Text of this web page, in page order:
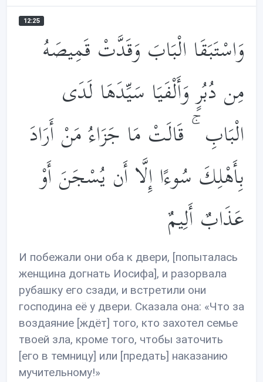
12:25
وَاسْتَبَقَا الْبَابَ وَقَدَّتْ قَمِيصَهُ
مِن دُبُرٍ وَأَلْفَيَا سَيِّدَهَا لَدَى
الْبَابِ ۚ قَالَتْ مَا جَزَاءُ مَنْ أَرَادَ
بِأَهْلِكَ سُوءًا إِلَّا أَن يُسْجَنَ أَوْ
عَذَابٌ أَلِيمٌ
И побежали они оба к двери, [попыталась
женщина догнать Иосифа], и разорвала
рубашку его сзади, и встретили они
господина её у двери. Сказала она: «Что за
воздаяние [ждёт] того, кто захотел семье
твоей зла, кроме того, чтобы заточить
[его в темницу] или [предать] наказанию
мучительному!»